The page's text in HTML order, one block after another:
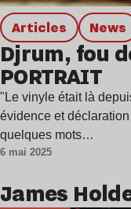
Articles news
Djrum, fou
PORTRAIT
"Le vinyle était là
évidence et
quelques mots…
6 mai 2025
James